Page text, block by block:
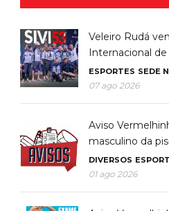
Veleiro Rudá
Internacional
ESPORTES SEDE
07 ago 2026
Aviso
masculino da
DIVERSOS
01 ago 2026